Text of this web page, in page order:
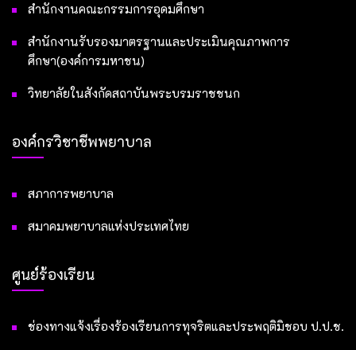
สำนักงานคณะกรรมการอุดมศึกษา
สำนักงานรับรองมาตรฐานและประเมินคุณภาพการ
ศึกษา(องค์การมหาชน)
วิทยาลัยในสังกัดสถาบันพระบรมราชชนก
องค์กรวิชาชีพพยาบาล
สภาการพยาบาล
สมาคมพยาบาลแห่งประเทศไทย
ศูนย์ร้องเรียน
ช่องทางแจ้งเรื่องร้องเรียนการทุจริตและประพฤติมิชอบ ป.ป.ช.